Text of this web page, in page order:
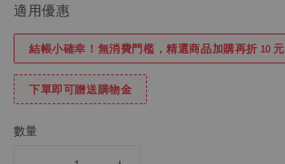
適用優惠
結帳小確幸！無消費門檻，精選商品加購再折 10 元
下單即可贈送購物金
數量